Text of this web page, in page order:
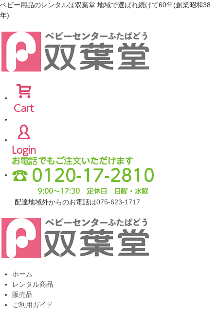
ベビー用品のレンタルは双葉堂 地域で選ばれ続けて60年(創業昭和38
年)
配達地域外からのお電話は075-623-1717
ホーム
レンタル商品
販売品
ご利用ガイド